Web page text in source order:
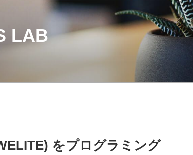
LAB
をプログラミング